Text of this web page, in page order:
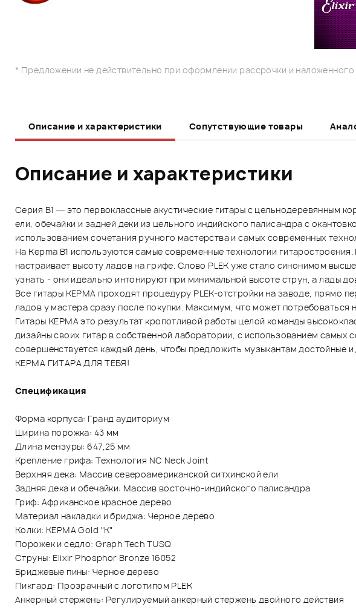
* Предложении не действительно при оформлении рассрочки и наложенного
Описание и характеристики Сопутствующие товары
Описание и характеристики
Серия B1 — это первоклассные акустические гитары с цельнодеревянным
ели, обечайки и задней деки из цельного индийского палисандра с
использованием сочетания ручного мастерства и самых современных
На Kepma B1 используются самые современные технологии
настраивает высоту ладов на грифе. Слово PLEK уже стало синонимом
узнать - они идеально интонируют при минимальной высоте струн, а лады
Все гитары KEPMA проходят процедуру PLEK-отстройки на заводе, прямо
ладов у мастера сразу после покупки. Максимум, что может потребоваться
Гитары KEPMA это результат кропотливой работы целой команды
дизайны своих гитар в собственной лаборатории, с использованием
совершенствуется каждый день, чтобы предложить музыкантам
KEPMA ГИТАРА ДЛЯ ТЕБЯ!
Спецификация
Форма корпуса: Гранд аудиториум
Ширина порожка: 43 мм
Длина мензуры: 647,25 мм
Крепление грифа: Технология NC Neck Joint
Верхняя дека: Массив североамериканской ситхинской ели
Задняя дека и обечайки: Массив восточно-индийского палисандра
Гриф: Африканское красное дерево
Материал накладки и бриджа: Черное дерево
Колки: KEPMA Gold "K"
Порожек и седло: Graph Tech TUSQ
Струны: Elixir Phosphor Bronze 16052
Бриджевые пины: Черное дерево
Пикгард: Прозрачный с логотипом PLEK
Анкерный стержень: Регулируемый анкерный стержень двойного действия